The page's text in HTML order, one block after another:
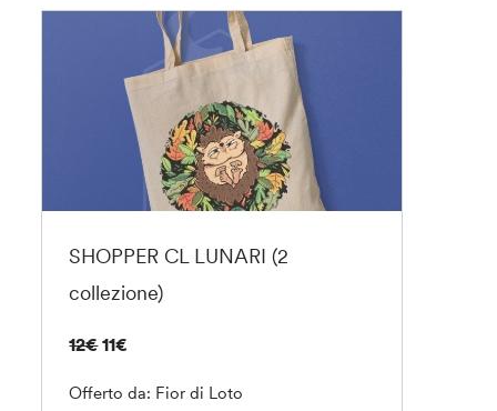
SHOPPER CL LUNARI (2
collezione)
12€ 11€
Offerto da: Fior di Loto